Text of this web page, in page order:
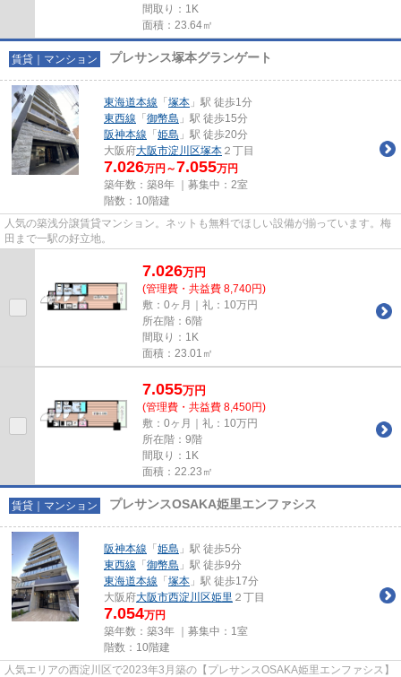
間取り：1K
面積：23.64㎡
賃貸｜マンション プレサンス塚本グランゲート
東海道本線 「 塚本 」駅 徒歩1分
東西線 「 御幣島 」駅 徒歩15分
阪神本線 「 姫島 」駅 徒歩20分
大阪府大阪市淀川区塚本 ２丁目
7.026万円～7.055万円
築年数：築8年 ｜募集中： 2室
階数：10階建
人気の築浅分譲賃貸マンション。ネットも無料でほしい設備が揃っています。梅
田まで一駅の好立地。
7.026万円
(管理費・共益費 8,740円)
敷：0ヶ月｜礼：10万円
所在階：6階
間取り：1K
面積：23.01㎡
7.055万円
(管理費・共益費 8,450円)
敷：0ヶ月｜礼：10万円
所在階：9階
間取り：1K
面積：22.23㎡
賃貸｜マンション プレサンスOSAKA姫里エンファシス
阪神本線 「 姫島 」駅 徒歩5分
東西線 「 御幣島 」駅 徒歩9分
東海道本線 「 塚本 」駅 徒歩17分
大阪府大阪市西淀川区姫里 ２丁目
7.054万円
築年数：築3年 ｜募集中： 1室
階数：10階建
人気エリアの西淀川区で2023年3月築の【プレサンスOSAKA姫里エンファシス】